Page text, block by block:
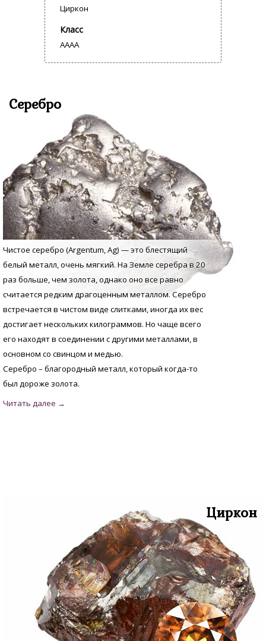
Циркон
Класс
AAAA
Серебро
Чистое серебро (Argentum, Аg) — это блестящий
белый металл, очень мягкий. На Земле серебра в 20
раз больше, чем золота, однако оно все равно
считается редким драгоценным металлом. Серебро
встречается в чистом виде слитками, иногда их вес
достигает нескольких килограммов. Но чаще всего
его находят в соединении с другими металлами, в
основном со свинцом и медью.
Серебро – благородный металл, который когда-то
был дороже золота.
Циркон